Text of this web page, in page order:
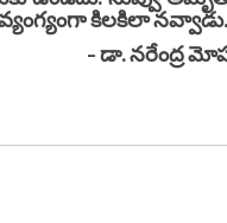
కిలకిలా నవ్వాడు.